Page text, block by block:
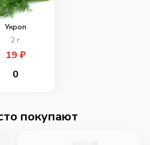
Укроп
2 г
19 ₽
0
покупают